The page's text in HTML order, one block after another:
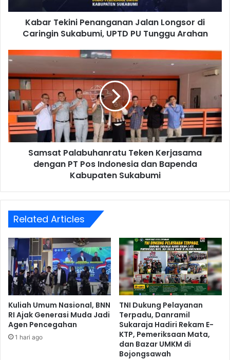
Kabar Tekini Penanganan Jalan Longsor di
Caringin Sukabumi, UPTD PU Tunggu Arahan
Samsat Palabuhanratu Teken Kerjasama
dengan PT Pos Indonesia dan Bapenda
Kabupaten Sukabumi
Related Articles
Kuliah Umum Nasional, BNN
RI Ajak Generasi Muda Jadi
Agen Pencegahan
1 hari ago
TNI Dukung Pelayanan
Terpadu, Danramil
Sukaraja Hadiri Rekam E-
KTP, Pemeriksaan Mata,
dan Bazar UMKM di
Bojongsawah